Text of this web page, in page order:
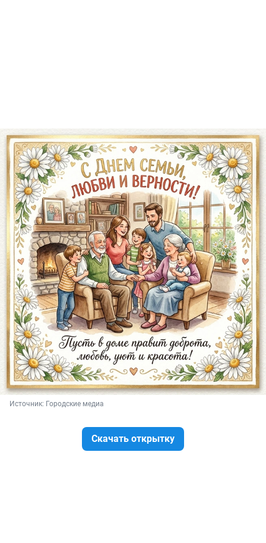
Источник: Городские медиа
Скачать открытку